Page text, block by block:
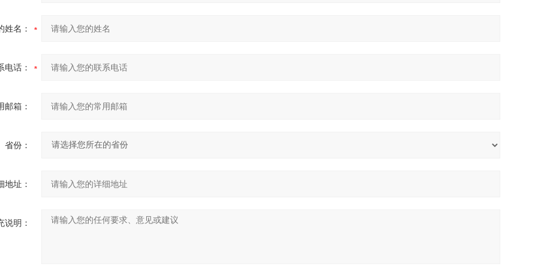
姓名：
电话：
邮箱：
省份：
地址：
说明：